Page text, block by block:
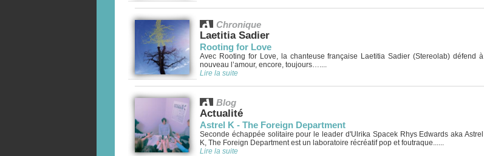
Chronique
Laetitia Sadier
Rooting for Love
Avec Rooting for Love, la chanteuse française Laetitia Sadier (Stereolab) défend à
nouveau l’amour, encore, toujours…....
Lire la suite
Blog
Actualité
Astrel K - The Foreign Department
Seconde échappée solitaire pour le leader d'Ulrika Spacek Rhys Edwards aka Astrel
K, The Foreign Department est un laboratoire récréatif pop et foutraque......
Lire la suite